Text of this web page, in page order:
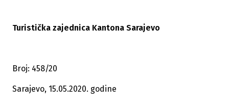
Turistička zajednica Kantona Sarajevo
Broj: 458/20
Sarajevo, 15.05.2020. godine